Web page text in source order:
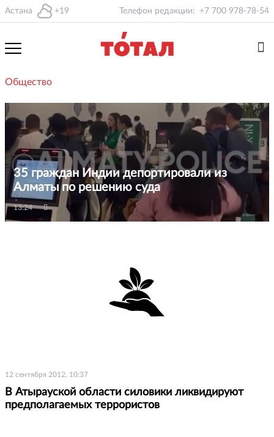
Астана +19 Телефон редакции: +7 700 978-78-54
Общество
35 граждан Индии депортировали из
Алматы по решению суда
13:24
12 сентября 2012, 10:37
В Атырауской области силовики ликвидируют
предполагаемых террористов